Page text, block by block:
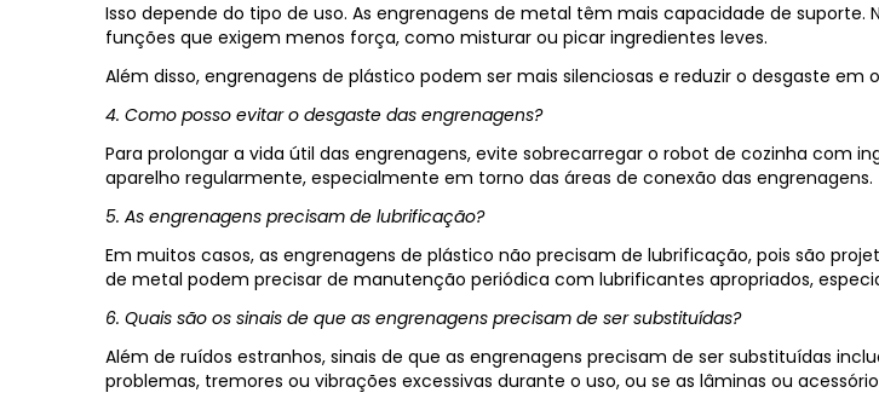
Isso depende do tipo de uso. As engrenagens de metal têm mais capacidade de
funções que exigem menos força, como misturar ou picar ingredientes leves.
Além disso, engrenagens de plástico podem ser mais silenciosas e reduzir o desgaste em
4. Como posso evitar o desgaste das engrenagens?
Para prolongar a vida útil das engrenagens, evite sobrecarregar o robot de cozinha com
aparelho regularmente, especialmente em torno das áreas de conexão das engrenagens.
5. As engrenagens precisam de lubrificação?
Em muitos casos, as engrenagens de plástico não precisam de lubrificação, pois são
de metal podem precisar de manutenção periódica com lubrificantes apropriados,
6. Quais são os sinais de que as engrenagens precisam de ser substituídas?
Além de ruídos estranhos, sinais de que as engrenagens precisam de ser substituídas
problemas, tremores ou vibrações excessivas durante o uso, ou se as lâminas ou